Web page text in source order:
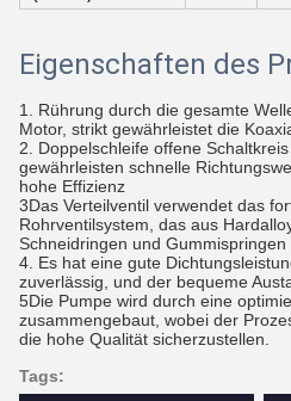
Eigenschaften des
1. Rührung durch die gesamte
Motor, strikt gewährleistet die
2. Doppelschleife offene
gewährleisten schnelle
hohe Effizienz
3Das Verteilventil verwendet das
Rohrventilsystem, das aus
Schneidringen und Gummispringen
4. Es hat eine gute
zuverlässig, und der bequeme
5Die Pumpe wird durch eine
zusammengebaut, wobei der
die hohe Qualität sicherzustellen.
Tags: